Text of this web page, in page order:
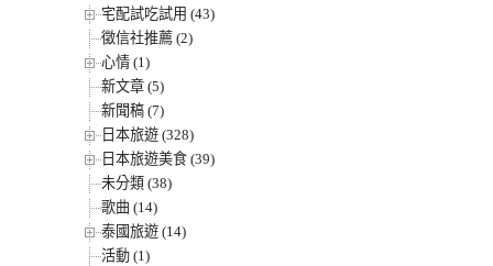
宅配試吃試用 (43)
徵信社推薦 (2)
心情 (1)
新文章 (5)
新聞稿 (7)
日本旅遊 (328)
日本旅遊美食 (39)
未分類 (38)
歌曲 (14)
泰國旅遊 (14)
活動 (1)